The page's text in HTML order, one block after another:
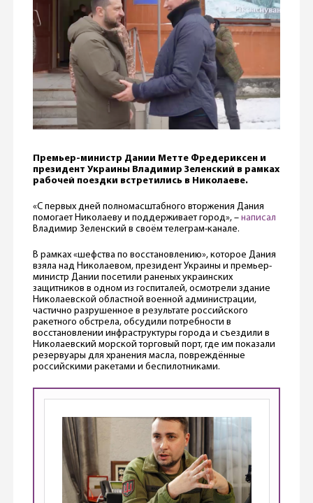
Премьер-министр Дании Метте Фредериксен и
президент Украины Владимир Зеленский в рамках
рабочей поездки встретились в Николаеве.
«С первых дней полномасштабного вторжения Дания
помогает Николаеву и поддерживает город», – написал
Владимир Зеленский в своём телеграм-канале.
В рамках «шефства по восстановлению», которое Дания
взяла над Николаевом, президент Украины и премьер-
министр Дании посетили раненых украинских
защитников в одном из госпиталей, осмотрели здание
Николаевской областной военной администрации,
частично разрушенное в результате российского
ракетного обстрела, обсудили потребности в
восстановлении инфраструктуры города и съездили в
Николаевский морской торговый порт, где им показали
резервуары для хранения масла, повреждённые
российскими ракетами и беспилотниками.